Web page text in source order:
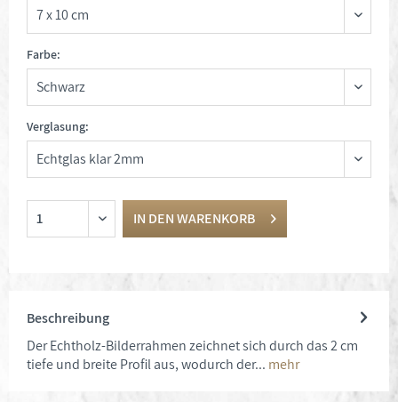
Farbe:
Verglasung:
IN DENWARENKORB
Beschreibung
Der Echtholz-Bilderrahmen zeichnet sich durch das 2 cm
tiefe und breite Profil aus, wodurch der... mehr